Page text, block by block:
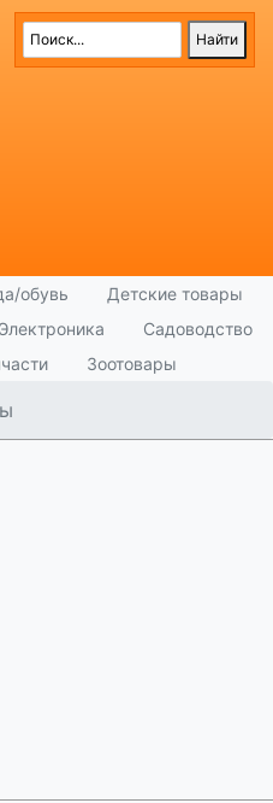
обувь
Детские товары
Электроника
Садоводство
Зоотовары